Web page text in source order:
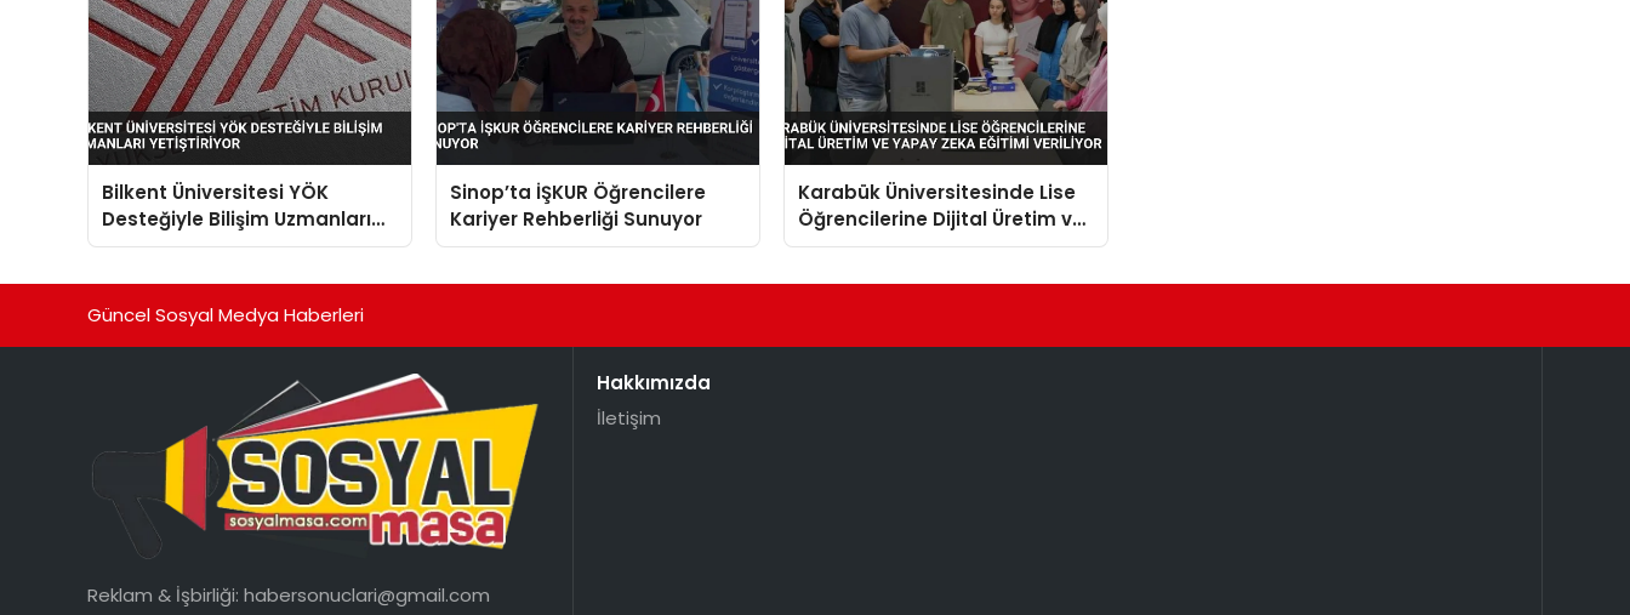
Bilkent Üniversitesi YÖK
Desteğiyle Bilişim Uzmanları
Yetiştiriyor
Sinop’ta İŞKUR Öğrencilere
Kariyer Rehberliği Sunuyor
Karabük Üniversitesinde Lise
Öğrencilerine Dijital Üretim ve
Yapay Zeka Eğitimi Veriliyor
Güncel Sosyal Medya Haberleri
Reklam & İşbirliği: habersonuclari@gmail.com
Hakkımızda
İletişim